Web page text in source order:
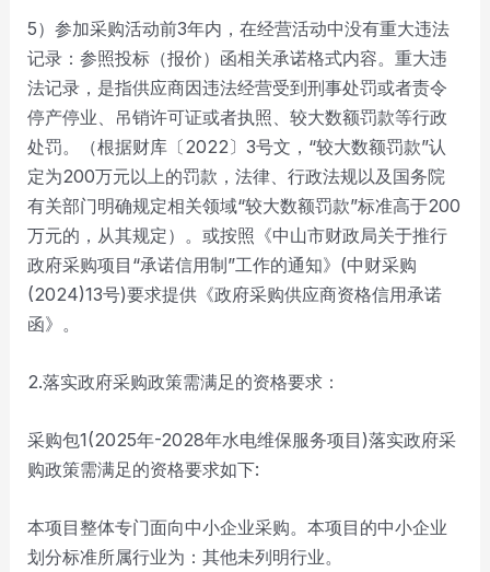
5）参加采购活动前3年内，在经营活动中没有重大违法
记录：参照投标（报价）函相关承诺格式内容。重大违
法记录，是指供应商因违法经营受到刑事处罚或者责令
停产停业、吊销许可证或者执照、较大数额罚款等行政
处罚。（根据财库〔2022〕3号文，“较大数额罚款”认
定为200万元以上的罚款，法律、行政法规以及国务院
有关部门明确规定相关领域“较大数额罚款”标准高于200
万元的，从其规定）。或按照《中山市财政局关于推行
政府采购项目“承诺信用制”工作的通知》(中财采购
(2024)13号)要求提供《政府采购供应商资格信用承诺
函》。
2.落实政府采购政策需满足的资格要求：
采购包1(2025年-2028年水电维保服务项目)落实政府采
购政策需满足的资格要求如下:
本项目整体专门面向中小企业采购。本项目的中小企业
划分标准所属行业为：其他未列明行业。